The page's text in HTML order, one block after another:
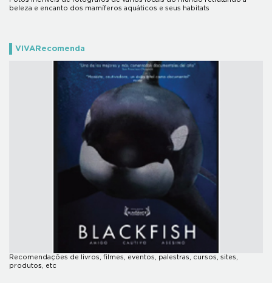
beleza e encanto dos mamíferos aquáticos e seus habitats
VIVARecomenda
Recomendações de livros, filmes, eventos, palestras, cursos, sites,
produtos, etc